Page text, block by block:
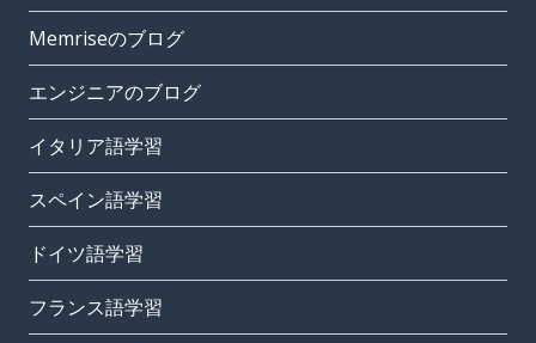
Memriseのブログ
エンジニアのブログ
イタリア語学習
スペイン語学習
ドイツ語学習
フランス語学習